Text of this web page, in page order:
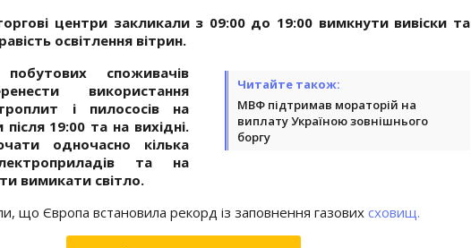
центри закликали з 09:00 до 19:00 вимкнути вивіски та
освітлення вітрин.
Читайте також:
МВФ підтримав мораторій на
виплату Україною зовнішнього
боргу
споживачів
використання
і пилососів на
після 19:00 та на вихідні.
одночасно кілька
та на
вимикати світло.
що Європа встановила рекорд із заповнення газових сховищ.